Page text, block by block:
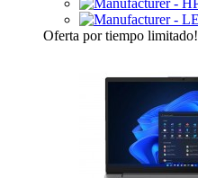
Oferta por tiempo limitado!